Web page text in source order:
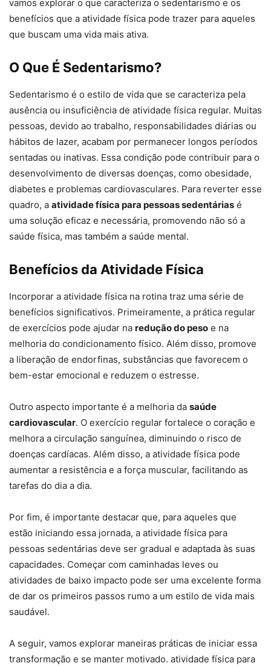
vamos explorar o que caracteriza o sedentarismo e os
benefícios que a atividade física pode trazer para aqueles
que buscam uma vida mais ativa.
O Que É Sedentarismo?
Sedentarismo é o estilo de vida que se caracteriza pela
ausência ou insuficiência de atividade física regular. Muitas
pessoas, devido ao trabalho, responsabilidades diárias ou
hábitos de lazer, acabam por permanecer longos períodos
sentadas ou inativas. Essa condição pode contribuir para o
desenvolvimento de diversas doenças, como obesidade,
diabetes e problemas cardiovasculares. Para reverter esse
quadro, a atividade física para pessoas sedentárias é
uma solução eficaz e necessária, promovendo não só a
saúde física, mas também a saúde mental.
Benefícios da Atividade Física
Incorporar a atividade física na rotina traz uma série de
benefícios significativos. Primeiramente, a prática regular
de exercícios pode ajudar na redução do peso e na
melhoria do condicionamento físico. Além disso, promove
a liberação de endorfinas, substâncias que favorecem o
bem-estar emocional e reduzem o estresse.
Outro aspecto importante é a melhoria da saúde
cardiovascular. O exercício regular fortalece o coração e
melhora a circulação sanguínea, diminuindo o risco de
doenças cardíacas. Além disso, a atividade física pode
aumentar a resistência e a força muscular, facilitando as
tarefas do dia a dia.
Por fim, é importante destacar que, para aqueles que
estão iniciando essa jornada, a atividade física para
pessoas sedentárias deve ser gradual e adaptada às suas
capacidades. Começar com caminhadas leves ou
atividades de baixo impacto pode ser uma excelente forma
de dar os primeiros passos rumo a um estilo de vida mais
saudável.
A seguir, vamos explorar maneiras práticas de iniciar essa
transformação e se manter motivado. atividade física para